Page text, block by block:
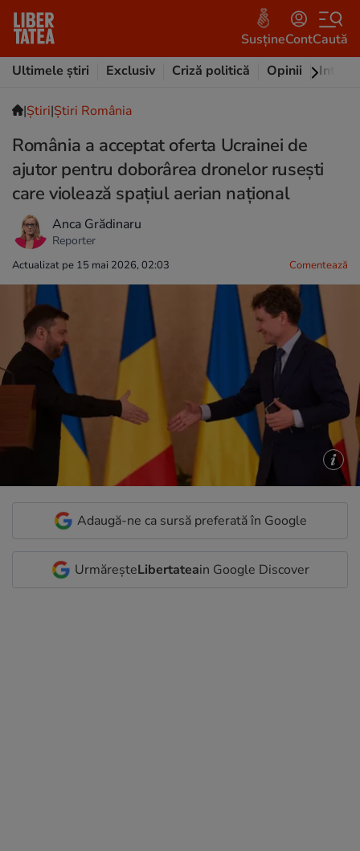
SusțineContCaută
Ultimele știri
Exclusiv Criză politică Opinii
|Ştiri|Știri România
România a acceptat oferta Ucrainei de
ajutor pentru doborârea dronelor rusești
care violează spațiul aerian național
Anca Grădinaru
Reporter
Actualizat pe 15 mai 2026, 02:03 Comentează
Adaugă-ne ca sursă preferată în Google
UrmăreșteLibertateain Google Discover